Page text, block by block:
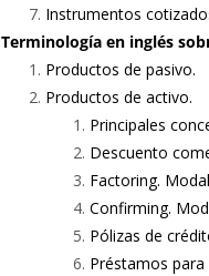
Instrumentos
Terminología en inglés
Productos de pasivo.
Productos de activo.
Principales
Descuento
Factoring.
Confirming.
Pólizas de
Préstamos